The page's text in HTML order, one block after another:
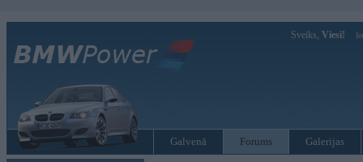
Sveiks, Viesi!
Galvenā Forums Galerijas